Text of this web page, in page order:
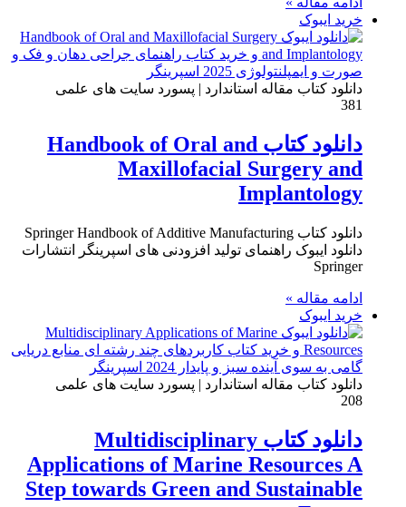
خرید ایبوک
دانلود کتاب مقاله استاندارد | پسورد سایت های علمی
381
دانلود کتاب Handbook of Oral and
Maxillofacial Surgery and
Implantology
دانلود کتاب Springer Handbook of Additive Manufacturing
دانلود ایبوک راهنمای تولید افزودنی های اسپرینگر انتشارات
Springer
ادامه مقاله »
خرید ایبوک
دانلود کتاب مقاله استاندارد | پسورد سایت های علمی
208
دانلود کتاب Multidisciplinary
Applications of Marine Resources A
Step towards Green and Sustainable